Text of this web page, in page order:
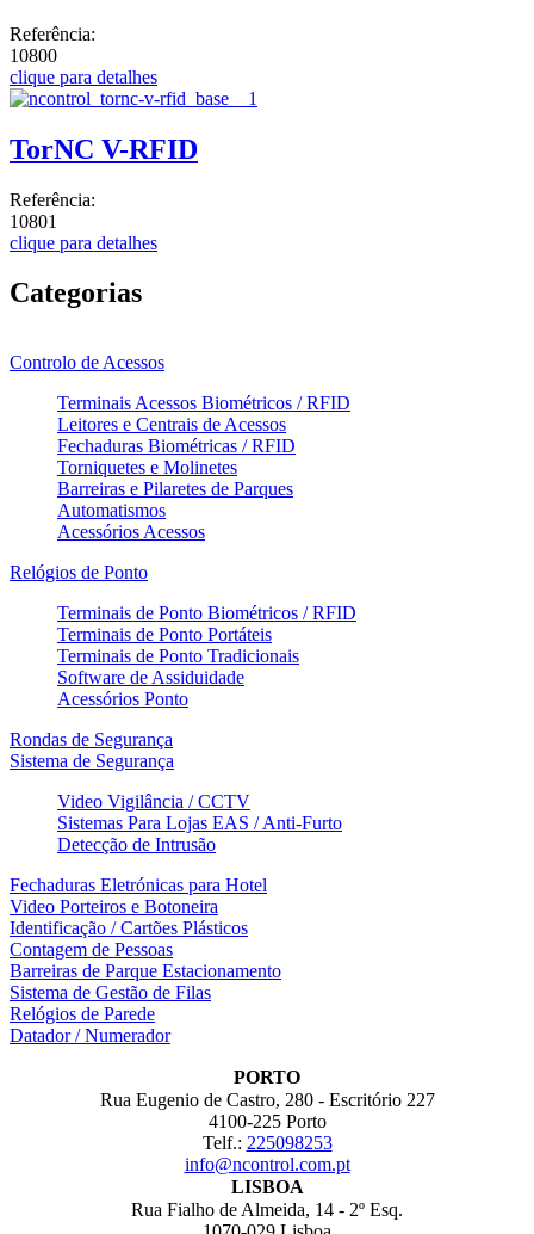
Referência:
10800
clique para detalhes
TorNC V-RFID
Referência:
10801
clique para detalhes
Categorias
Controlo de Acessos
Terminais Acessos Biométricos / RFID
Leitores e Centrais de Acessos
Fechaduras Biométricas / RFID
Torniquetes e Molinetes
Barreiras e Pilaretes de Parques
Automatismos
Acessórios Acessos
Relógios de Ponto
Terminais de Ponto Biométricos / RFID
Terminais de Ponto Portáteis
Terminais de Ponto Tradicionais
Software de Assiduidade
Acessórios Ponto
Rondas de Segurança
Sistema de Segurança
Video Vigilância / CCTV
Sistemas Para Lojas EAS / Anti-Furto
Detecção de Intrusão
Fechaduras Eletrónicas para Hotel
Video Porteiros e Botoneira
Identificação / Cartões Plásticos
Contagem de Pessoas
Barreiras de Parque Estacionamento
Sistema de Gestão de Filas
Relógios de Parede
Datador / Numerador
PORTO
Rua Eugenio de Castro, 280 - Escritório 227
4100-225 Porto
Telf.: 225098253
info@ncontrol.com.pt
LISBOA
Rua Fialho de Almeida, 14 - 2º Esq.